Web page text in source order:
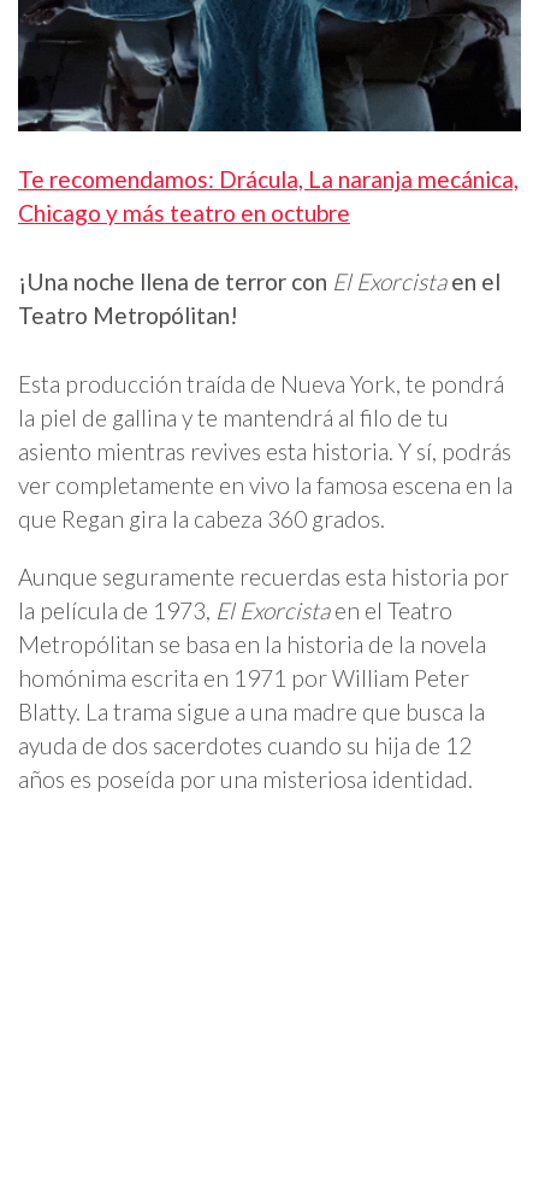
Te recomendamos: Drácula, La naranja mecánica,
Chicago y más teatro en octubre
¡Una noche llena de terror con El Exorcistaen el
Teatro Metropólitan!
Esta producción traída de Nueva York, te pondrá
la piel de gallina y te mantendrá al filo de tu
asiento mientras revives esta historia. Y sí, podrás
ver completamente en vivo la famosa escena en la
que Regan gira la cabeza 360 grados.
Aunque seguramente recuerdas esta historia por
la película de 1973, El Exorcistaen el Teatro
Metropólitan se basa en la historia de la novela
homónima escrita en 1971 por William Peter
Blatty. La trama sigue a una madre que busca la
ayuda de dos sacerdotes cuando su hija de 12
años es poseída por una misteriosa identidad.